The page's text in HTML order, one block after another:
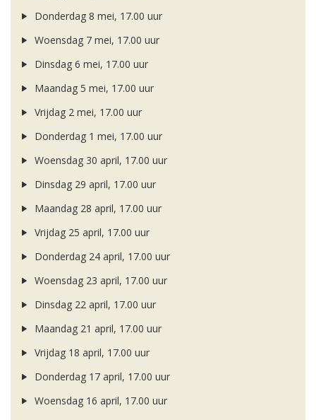
Donderdag 8 mei, 17.00 uur
Woensdag 7 mei, 17.00 uur
Dinsdag 6 mei, 17.00 uur
Maandag 5 mei, 17.00 uur
Vrijdag 2 mei, 17.00 uur
Donderdag 1 mei, 17.00 uur
Woensdag 30 april, 17.00 uur
Dinsdag 29 april, 17.00 uur
Maandag 28 april, 17.00 uur
Vrijdag 25 april, 17.00 uur
Donderdag 24 april, 17.00 uur
Woensdag 23 april, 17.00 uur
Dinsdag 22 april, 17.00 uur
Maandag 21 april, 17.00 uur
Vrijdag 18 april, 17.00 uur
Donderdag 17 april, 17.00 uur
Woensdag 16 april, 17.00 uur